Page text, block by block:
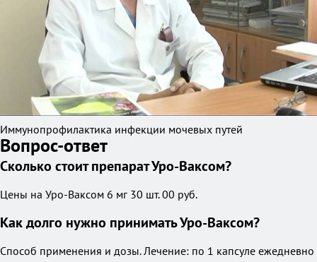
Иммунопрофилактика инфекции мочевых путей
Вопрос-ответ
Сколько стоит препарат Уро-Ваксом?
Цены на Уро-Ваксом 6 мг 30 шт. 00 руб.
Как долго нужно принимать Уро-Ваксом?
Способ применения и дозы. Лечение: по 1 капсуле ежедневно